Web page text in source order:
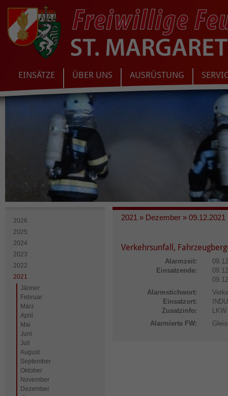
EINSÄTZE ÜBER UNS AUSRÜSTUNG
2026
2025
2024
2023
2022
2021
Jänner
Februar
März
April
Mai
Juni
Juli
August
September
Oktober
November
Dezember
2021 » Dezember » 09.12.2021
Verkehrsunfall,
Alarmzeit:
Einsatzende:
Alarmstichwort:
Einsatzort:
Zusatzinfo:
Alarmierte FW: